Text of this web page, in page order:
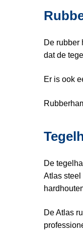
De rubber
dat de
Er is ook
De
Atlas steel
De Atlas